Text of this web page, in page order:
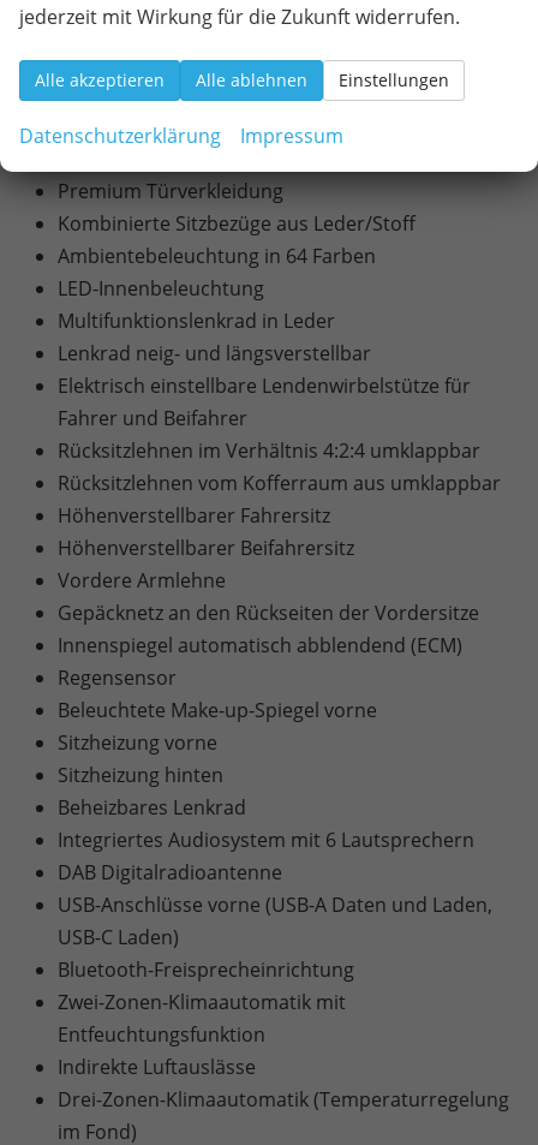
Heckklappe)
Solar Control Wärmeschutzverglasung
Dachreling
Einparkhilfe hinten (PDW-R)
Premium Türverkleidung
Kombinierte Sitzbezüge aus Leder/Stoff
Ambientebeleuchtung in 64 Farben
LED-Innenbeleuchtung
Multifunktionslenkrad in Leder
Lenkrad neig- und längsverstellbar
Elektrisch einstellbare Lendenwirbelstütze für
Fahrer und Beifahrer
Rücksitzlehnen im Verhältnis 4:2:4 umklappbar
Rücksitzlehnen vom Kofferraum aus umklappbar
Höhenverstellbarer Fahrersitz
Höhenverstellbarer Beifahrersitz
Vordere Armlehne
Gepäcknetz an den Rückseiten der Vordersitze
Innenspiegel automatisch abblendend (ECM)
Regensensor
Beleuchtete Make-up-Spiegel vorne
Sitzheizung vorne
Sitzheizung hinten
Beheizbares Lenkrad
Integriertes Audiosystem mit 6 Lautsprechern
DAB Digitalradioantenne
USB-Anschlüsse vorne (USB-A Daten und Laden,
USB-C Laden)
Bluetooth-Freisprecheinrichtung
Zwei-Zonen-Klimaautomatik mit
Entfeuchtungsfunktion
Indirekte Luftauslässe
Drei-Zonen-Klimaautomatik (Temperaturregelung
im Fond)
jederzeit mit Wirkung für die Zukunft widerrufen.
Alle akzeptieren Alle ablehnen Einstellungen
Datenschutzerklärung Impressum